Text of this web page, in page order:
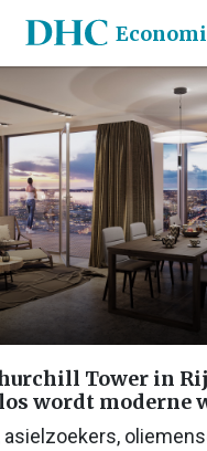
Tower in
wordt moderne